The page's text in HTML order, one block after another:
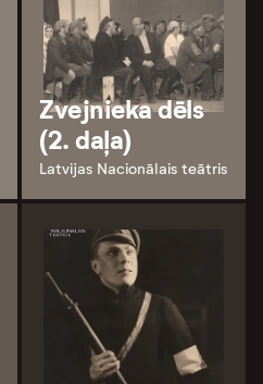
Zvejnieka dēls
(2. daļa)
Latvijas Nacionālais teātris